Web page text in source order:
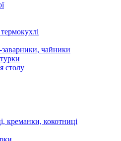
чайники
столу
креманки, кокотниці